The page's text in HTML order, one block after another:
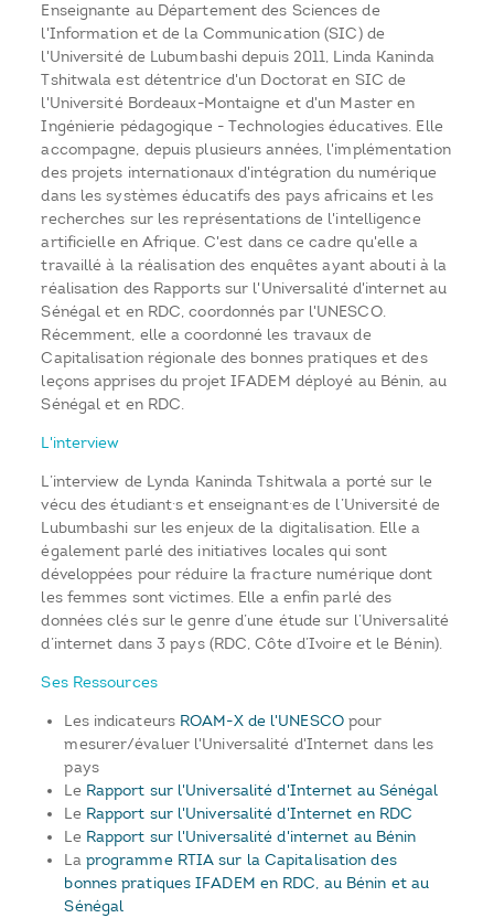
Enseignante au Département des Sciences de
l'Information et de la Communication (SIC) de
l'Université de Lubumbashi depuis 2011, Linda Kaninda
Tshitwala est détentrice d'un Doctorat en SIC de
l'Université Bordeaux-Montaigne et d'un Master en
Ingénierie pédagogique - Technologies éducatives. Elle
accompagne, depuis plusieurs années, l'implémentation
des projets internationaux d'intégration du numérique
dans les systèmes éducatifs des pays africains et les
recherches sur les représentations de l'intelligence
artificielle en Afrique. C'est dans ce cadre qu'elle a
travaillé à la réalisation des enquêtes ayant abouti à la
réalisation des Rapports sur l'Universalité d'internet au
Sénégal et en RDC, coordonnés par l'UNESCO.
Récemment, elle a coordonné les travaux de
Capitalisation régionale des bonnes pratiques et des
leçons apprises du projet IFADEM déployé au Bénin, au
Sénégal et en RDC.
L'interview
L’interview de Lynda Kaninda Tshitwala a porté sur le
vécu des étudiant·s et enseignant·es de l’Université de
Lubumbashi sur les enjeux de la digitalisation. Elle a
également parlé des initiatives locales qui sont
développées pour réduire la fracture numérique dont
les femmes sont victimes. Elle a enfin parlé des
données clés sur le genre d’une étude sur l’Universalité
d’internet dans 3 pays (RDC, Côte d’Ivoire et le Bénin).
Ses Ressources
Les indicateurs ROAM-X de l'UNESCOpour
mesurer/évaluer l'Universalité d'Internet dans les
pays
Le Rapport sur l'Universalité d'Internet au Sénégal
Le Rapport sur l'Universalité d'Internet en RDC
Le Rapport sur l'Universalité d'internet au Bénin
La programme RTIA sur la Capitalisation des
bonnes pratiques IFADEM en RDC, au Bénin et au
Sénégal